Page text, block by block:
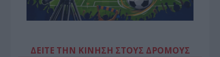
ΔΕΙΤΕ ΤΗΝ ΚΙΝΗΣΗ ΣΤΟΥΣ ΔΡΌΜΟΥΣ